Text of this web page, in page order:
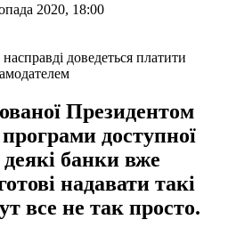
2020, 18:00
Президентом
доступної
банки вже
надавати такі
все не так просто.